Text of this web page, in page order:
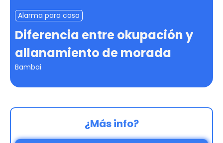
Alarma para casa
Diferencia entre okupación y
allanamiento de morada
Bambai
¿Más info?